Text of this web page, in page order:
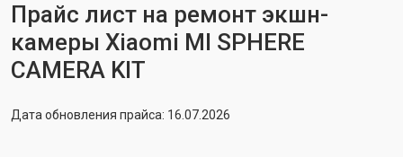
Прайс лист на ремонт экшн-
камеры Xiaomi MI SPHERE
CAMERA KIT
Дата обновления прайса: 16.07.2026